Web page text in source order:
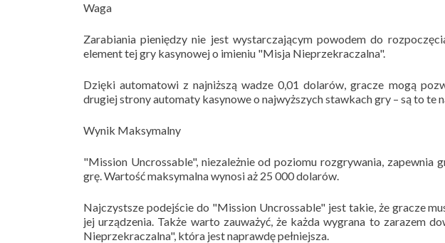
Waga
Zarabiania pieniędzy nie jest wystarczającym powodem do
element tej gry kasynowej o imieniu "Misja Nieprzekraczalna".
Dzięki automatowi z najniższą wadze 0,01 dolarów, gracze mogą
drugiej strony automaty kasynowe o najwyższych stawkach gry – są to te
Wynik Maksymalny
"Mission Uncrossable", niezależnie od poziomu rozgrywania, zapewnia
grę. Wartość maksymalna wynosi aż 25 000 dolarów.
Najczystsze podejście do "Mission Uncrossable" jest takie, że gracze
jej urządzenia. Także warto zauważyć, że każda wygrana to zarazem
Nieprzekraczalna", która jest naprawdę pełniejsza.